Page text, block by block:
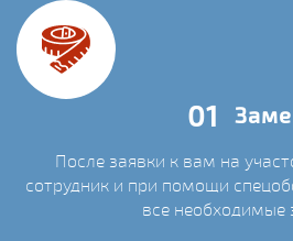
01
После заявки к вам на
сотрудник и при помощи
все необходимые